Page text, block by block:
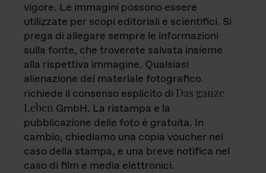
vigore. Le immagini possono essere
utilizzate per scopi editoriali e scientifici. Si
prega di allegare sempre le informazioni
sulla fonte, che troverete salvata insieme
alla rispettiva immagine. Qualsiasi
alienazione del materiale fotografico
richiede il consenso esplicito di Das ganze
Leben GmbH. La ristampa e la
pubblicazione delle foto è gratuita. In
cambio, chiediamo una copia voucher nel
caso della stampa, e una breve notifica nel
caso di film e media elettronici.